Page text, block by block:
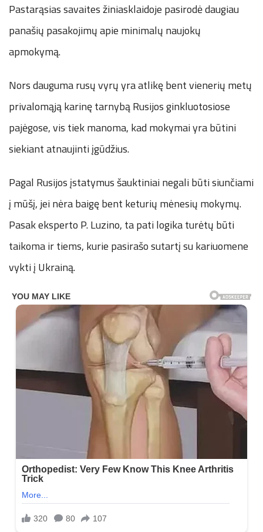
Pastarąsias savaites žiniasklaidoje pasirodė daugiau
panašių pasakojimų apie minimalų naujokų
apmokymą.
Nors dauguma rusų vyrų yra atlikę bent vienerių metų
privalomąją karinę tarnybą Rusijos ginkluotosiose
pajėgose, vis tiek manoma, kad mokymai yra būtini
siekiant atnaujinti įgūdžius.
Pagal Rusijos įstatymus šauktiniai negali būti siunčiami
į mūšį, jei nėra baigę bent keturių mėnesių mokymų.
Pasak eksperto P. Luzino, ta pati logika turėtų būti
taikoma ir tiems, kurie pasirašo sutartį su kariuomene
vykti į Ukrainą.